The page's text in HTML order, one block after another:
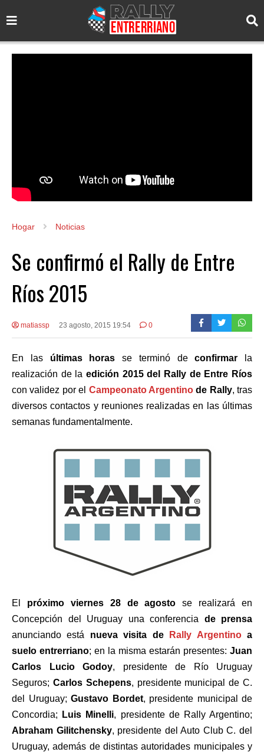
Hogar Noticias
Se confirmó el Rally de Entre
Ríos 2015
matiassp 23 agosto, 2015 19:54 0
En lasúltimas horas se terminó deconfirmar la
realización de la edición 2015 del Rally de Entre Ríos
con validez por el Campeonato Argentinode Rally, tras
diversos contactos y reuniones realizadas en las últimas
semanas fundamentalmente.
El próximo viernes 28 de agosto se realizará en
Concepción del Uruguay una conferencia de prensa
anunciando está nueva visita de Rally Argentinoa
suelo entrerriano; en la misma estarán presentes: Juan
Carlos Lucio Godoy, presidente de Río Uruguay
Seguros; Carlos Schepens, presidente municipal de C.
del Uruguay; Gustavo Bordet, presidente municipal de
Concordia;
Luis Minelli, presidente de Rally Argentino;
Abraham Gilitchensky, presidente del Auto Club C. del
Uruguay, además de distintas autoridades municipales y